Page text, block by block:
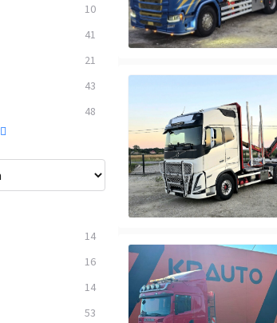
10
41
21
43
48
14
16
14
53